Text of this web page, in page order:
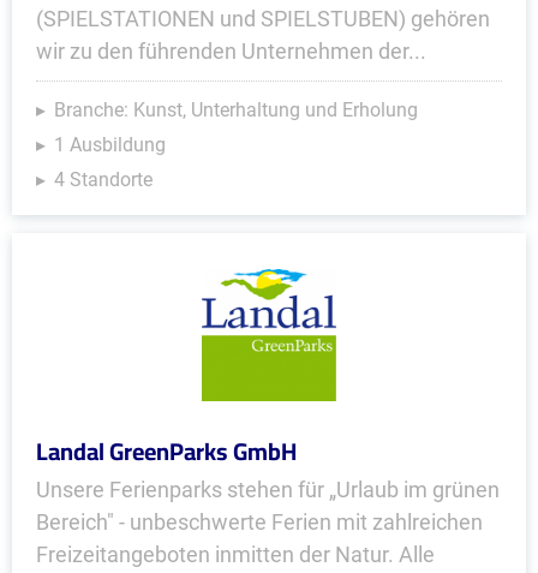
(SPIELSTATIONEN und SPIELSTUBEN) gehören
wir zu den führenden Unternehmen der...
Branche: Kunst, Unterhaltung und Erholung
1 Ausbildung
4 Standorte
Landal GreenParks GmbH
Unsere Ferienparks stehen für „Urlaub im grünen
Bereich" - unbeschwerte Ferien mit zahlreichen
Freizeitangeboten inmitten der Natur. Alle